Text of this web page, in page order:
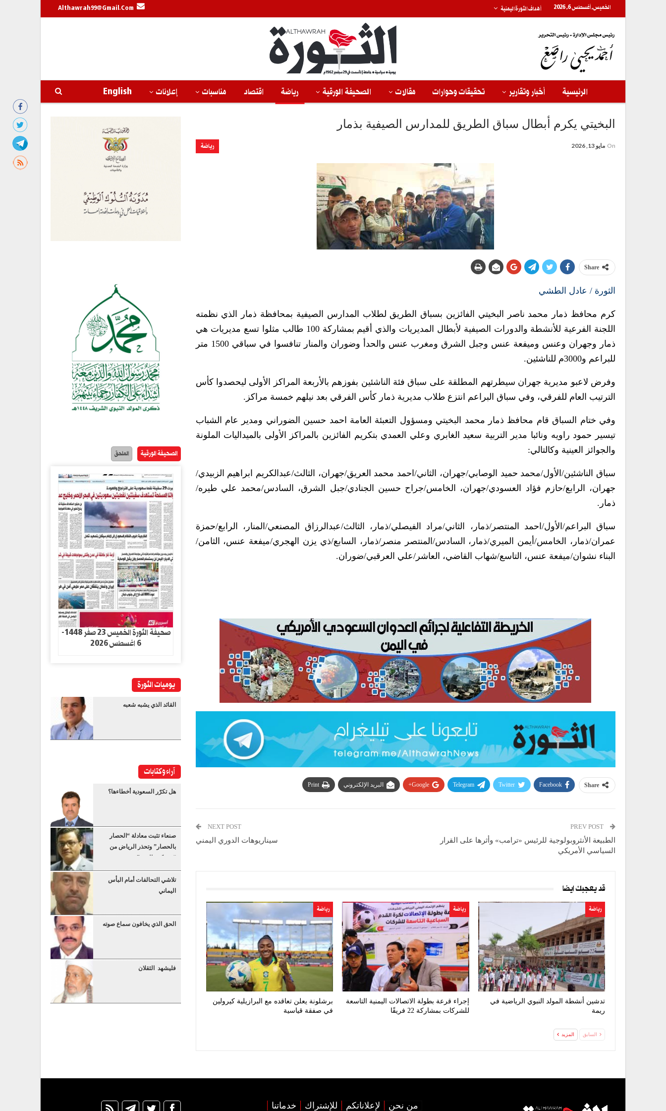
الخميس, أغسطس 6, 2026 أهداف الثورة اليمنية Althawrah99@gmail.com
الرئيسية أخبار وتقارير تحقيقات وحوارات مقالات الصحيفة الورقية رياضة اقتصاد مناسبات إعلانات English
البخيتي يكرم أبطال سباق الطريق للمدارس الصيفية بذمار
رياضة On مايو 13, 2026
Share
الثورة / عادل الطشي
كرم محافظ ذمار محمد ناصر البخيتي الفائزين بسباق الطريق لطلاب المدارس الصيفية بمحافظة ذمار الذي نظمته
اللجنة الفرعية للأنشطة والدورات الصيفية لأبطال المديريات والذي أقيم بمشاركة 100 طالب مثلوا تسع مديريات هي
ذمار وجهران وعنس وميفعة عنس وجبل الشرق ومغرب عنس والحدأ وضوران والمنار تنافسوا في سباقي 1500 متر
للبراعم و3000م للناشئين.
وفرض لاعبو مديرية جهران سيطرتهم المطلقة على سباق فئة الناشئين بفوزهم بالأربعة المراكز الأولى ليحصدوا كأس
الترتيب العام للفرقي، وفي سباق البراعم انتزع طلاب مديرية ذمار كأس الفرقي بعد نيلهم خمسة مراكز.
وفي ختام السباق قام محافظ ذمار محمد البخيتي ومسؤول التعبئة العامة احمد حسين الضوراني ومدير عام الشباب
تيسير حمود راويه ونائبا مدير التربية سعيد الغابري وعلي العمدي بتكريم الفائزين بالمراكز الأولى بالميداليات الملونة
والجوائز العينية وكالتالي:
سباق الناشئين/الأول/محمد حميد الوصابي/جهران، الثاني/احمد محمد العريق/جهران، الثالث/عبدالكريم ابراهيم الزبيدي/
جهران، الرابع/حازم فؤاد العسودي/جهران، الخامس/جراح حسين الجنادي/جبل الشرق، السادس/محمد علي طيره/
ذمار.
سباق البراعم/الأول/احمد المنتصر/ذمار، الثاني/مراد الفيصلي/ذمار، الثالث/عبدالرزاق المصنعي/المنار، الرابع/حمزة
عمران/ذمار، الخامس/أيمن الميري/ذمار، السادس/المنتصر منصر/ذمار، السابع/ذي يزن الهجري/ميفعة عنس، الثامن/
البناء نشوان/ميفعة عنس، التاسع/شهاب القاضي، العاشر/علي العرقبي/ضوران.
Share
Facebook
Twitter
Telegram
Google+ البريد الإلكتروني Print
الطبيعة الأنثروبولوجية للرئيس «ترامب» وأثرها على القرار
السياسي الأمريكي
NEXT POST
سيناريوهات الدوري اليمني
قد يعجبك ايضا
رياضة
تدشين أنشطة المولد النبوي الرياضية في
ريمة
رياضة
إجراء قرعة بطولة الاتصالات اليمنية التاسعة
للشركات بمشاركة 22 فريقًا
رياضة
برشلونة يعلن تعاقده مع البرازيلية كيرولين
في صفقة قياسية
السابق المزيد
الصحيفة الورقية الملحق
صحيفة الثورة الخميس 23 صفر 1448-
6 اغسطس 2026
يوميات الثورة
القائد الذي يشبه شعبه
آراء وكتابات
هل تكرّر السعودية أخطاءها؟
صنعاء تثبت معادلة “الحصار
بالحصار” وتحذر الرياض من
“عسكرة البحر”
تلاشي التحالفات أمام البأس
اليماني
الحق الذي يخافون سماع صوته
فليشهد الثقلان
من نحن لإعلاناتكم للإشتراك خدماتنا